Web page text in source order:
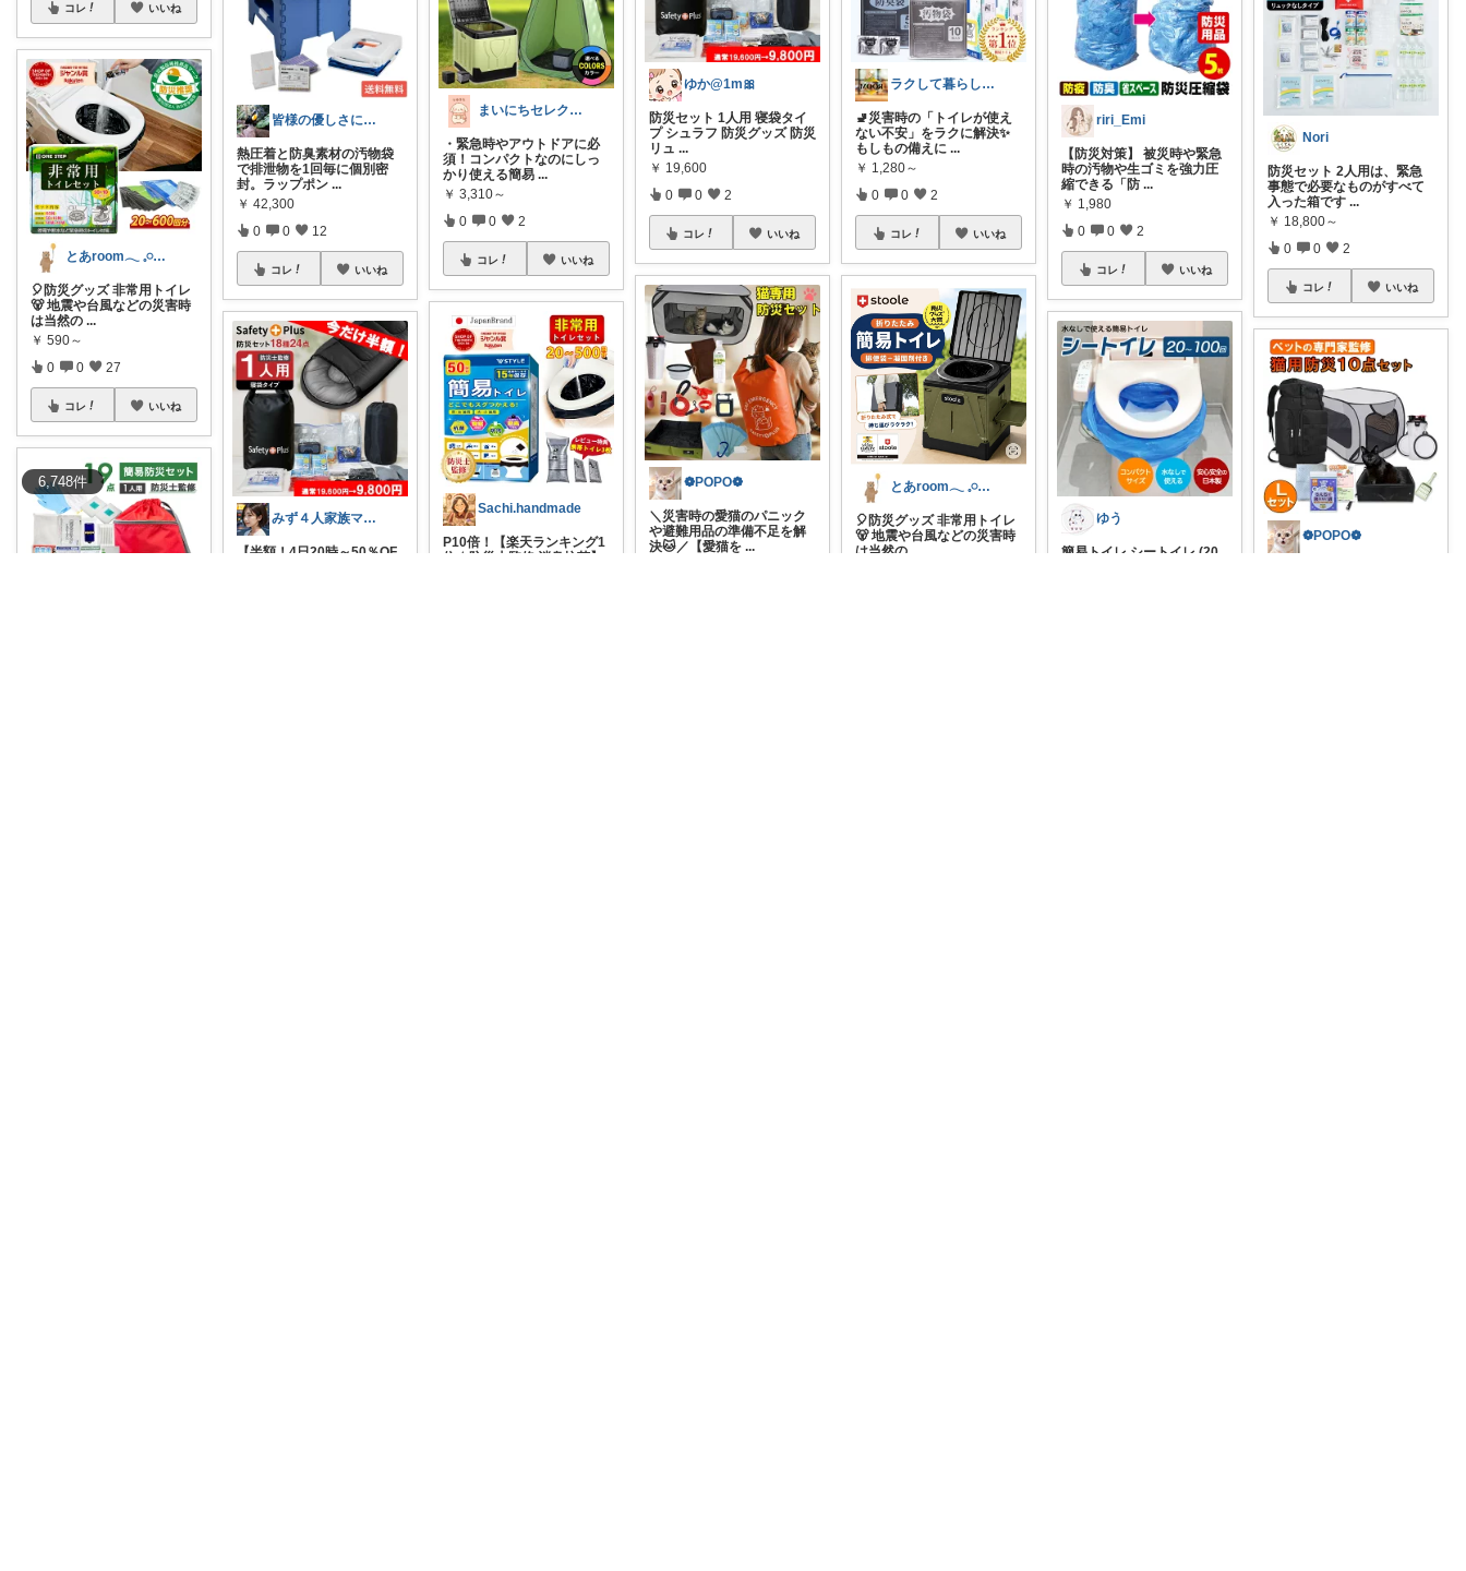
6,748件
コレ いいね
とあroom𓂃 𓈒𓏸心地よい衣食住
🎈防災グッズ 非常用トイレ
🐻 地震や台風などの災害時
は当然の ...
￥ 590～
0 0 27
コレ いいね
皆様の優しさに感謝です✨happyミルク
熱圧着と防臭素材の汚物袋
で排泄物を1回毎に個別密
封。ラップポン ...
￥ 42,300
0 0 12
コレ いいね
みず４人家族ママ★３０代子育て奮闘中🙆
【半額！4日20時～50％OF
まいにちセレクトdays
・緊急時やアウトドアに必
須！コンパクトなのにしっ
かり使える簡易 ...
￥ 3,310～
0 0 2
コレ いいね
Sachi.handmade
P10倍！【楽天ランキング1
位★防災士監修 消臭抗菌】
ゆか@1m🎀
防災セット 1人用 寝袋タイ
プ シュラフ 防災グッズ 防災
リュ ...
￥ 19,600
0 0 2
コレ いいね
❁POPO❁
＼災害時の愛猫のパニック
や避難用品の準備不足を解
決🐱／【愛猫を ...
ラクして暮らしたい部
🚽災害時の「トイレが使え
ない不安」をラクに解決✨
もしもの備えに ...
￥ 1,280～
0 0 2
コレ いいね
とあroom𓂃 𓈒𓏸心地よい衣食住
🎈防災グッズ 非常用トイレ
🐻 地震や台風などの災害時
は当然の
riri_Emi
【防災対策】 被災時や緊急
時の汚物や生ゴミを強力圧
縮できる「防 ...
￥ 1,980
0 0 2
コレ いいね
ゆう
簡易トイレ シートイレ (20
Nori
防災セット 2人用は、緊急
事態で必要なものがすべて
入った箱です ...
￥ 18,800～
0 0 2
コレ いいね
❁POPO❁